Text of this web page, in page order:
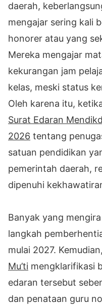
daerah,
mengajar sering kali
honorer atau yang
Mereka mengajar
kekurangan jam
kelas, meski status
Oleh karena itu,
Surat Edaran
2026 tentang
satuan pendidikan
pemerintah daerah,
dipenuhi
Banyak yang
langkah
mulai 2027. Kemudian,
Mu’ti mengklarifikasi
edaran tersebut
dan penataan guru